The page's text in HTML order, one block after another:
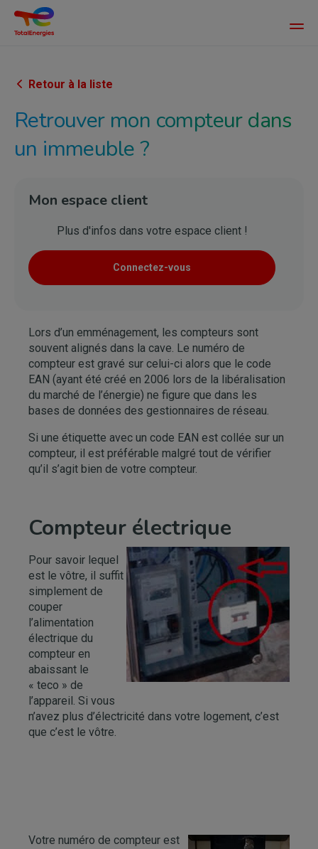
contenu
Main
Retour à la liste
Retrouver mon compteur dans
un immeuble ?
Lors d’un emménagement, les compteurs sont
souvent alignés dans la cave. Le numéro de
compteur est gravé sur celui-ci alors que le code
EAN (ayant été créé en 2006 lors de la libéralisation
du marché de l’énergie) ne figure que dans les
bases de données des gestionnaires de réseau.
Si une étiquette avec un code EAN est collée sur un
compteur, il est préférable malgré tout de vérifier
qu’il s’agit bien de votre compteur.
Compteur électrique
Pour savoir lequel
est le vôtre, il suffit
simplement de
couper
l’alimentation
électrique du
compteur en
abaissant le
« teco » de
l’appareil. Si vous
n’avez plus d’électricité dans votre logement, c’est
que c’est le vôtre.
Votre numéro de compteur est
Mon espace client
Plus d'infos dans votre espace client !
Connectez-vous